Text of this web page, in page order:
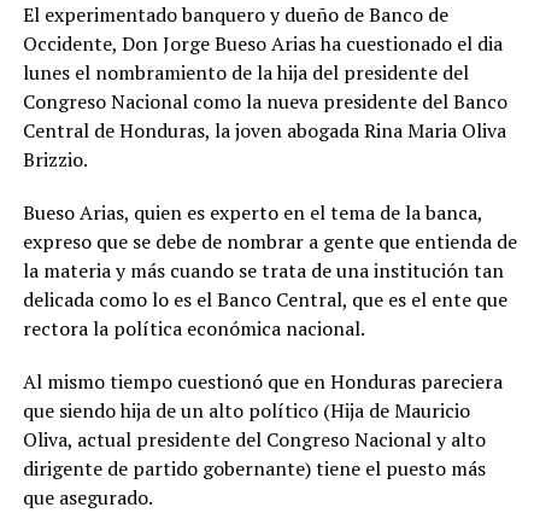
El experimentado banquero y dueño de Banco de
Occidente, Don Jorge Bueso Arias ha cuestionado el dia
lunes el nombramiento de la hija del presidente del
Congreso Nacional como la nueva presidente del Banco
Central de Honduras, la joven abogada Rina Maria Oliva
Brizzio.
Bueso Arias, quien es experto en el tema de la banca,
expreso que se debe de nombrar a gente que entienda de
la materia y más cuando se trata de una institución tan
delicada como lo es el Banco Central, que es el ente que
rectora la política económica nacional.
Al mismo tiempo cuestionó que en Honduras pareciera
que siendo hija de un alto político (Hija de Mauricio
Oliva, actual presidente del Congreso Nacional y alto
dirigente de partido gobernante) tiene el puesto más
que asegurado.